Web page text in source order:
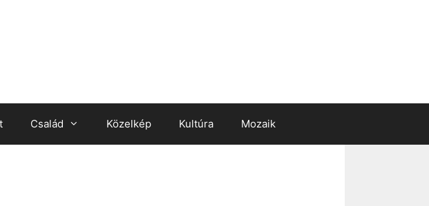
Család Közelkép Kultúra Mozaik